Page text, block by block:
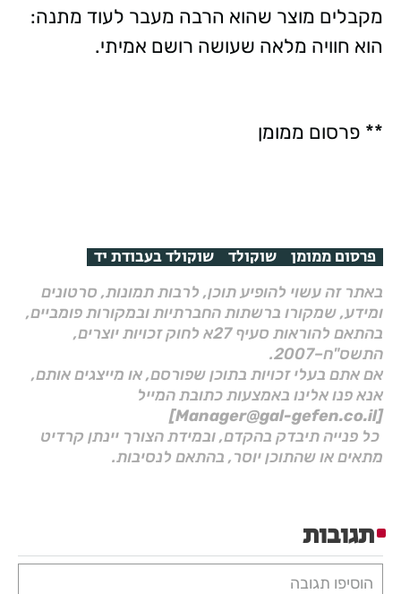
מקבלים מוצר שהוא הרבה מעבר לעוד מתנה:
הוא חוויה מלאה שעושה רושם אמיתי.
** פרסום ממומן
פרסום ממומן שוקולד שוקולד בעבודת יד
באתר זה עשוי להופיע תוכן, לרבות תמונות, סרטונים
ומידע, שמקורו ברשתות החברתיות ובמקורות פומביים,
בהתאם להוראות סעיף 27א לחוק זכויות יוצרים,
התשס"ח–2007.
אם אתם בעלי זכויות בתוכן שפורסם, או מייצגים אותם,
אנא פנו אלינו באמצעות כתובת המייל
[Manager@gal-gefen.co.il]
כל פנייה תיבדק בהקדם, ובמידת הצורך יינתן קרדיט
מתאים או שהתוכן יוסר, בהתאם לנסיבות.
תגובות
הוסיפו תגובה